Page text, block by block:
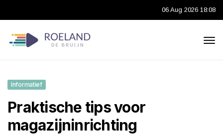
06 Aug 2026 18:08
Informatief
Praktische tips voor
magazijninrichting